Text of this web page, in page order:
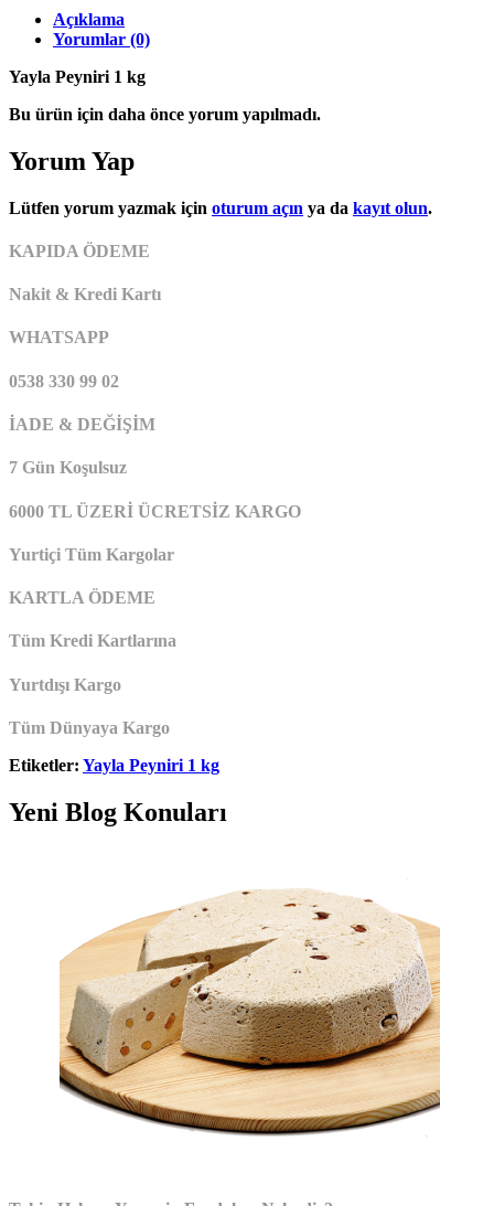
Açıklama
Yorumlar (0)
Yayla Peyniri 1 kg
Bu ürün için daha önce yorum yapılmadı.
Yorum Yap
Lütfen yorum yazmak için oturum açın ya da kayıt olun.
KAPIDA ÖDEME
Nakit & Kredi Kartı
WHATSAPP
0538 330 99 02
İADE & DEĞİŞİM
7 Gün Koşulsuz
6000 TL ÜZERİ ÜCRETSİZ KARGO
Yurtiçi Tüm Kargolar
KARTLA ÖDEME
Tüm Kredi Kartlarına
Yurtdışı Kargo
Tüm Dünyaya Kargo
Etiketler: Yayla Peyniri 1 kg
Yeni Blog Konuları